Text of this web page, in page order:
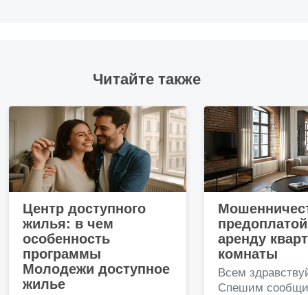
Читайте также
Центр доступного
жилья: в чем
особенность
программы
Молодежи доступное
жилье
аренду
комнаты
Всем
Спешим